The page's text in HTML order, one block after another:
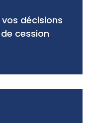
vos décisions
cession